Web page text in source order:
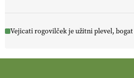
Vejicati rogovilček je užitni plevel, bogat